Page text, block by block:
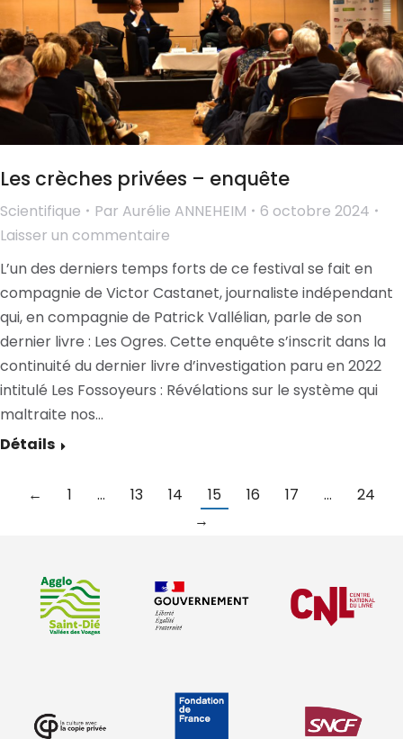
Les crèches privées – enquête
Scientifique Par Aurélie ANNEHEIM
6 octobre 2024
Laisser un commentaire
L’un des derniers temps forts de ce festival se fait en
compagnie de Victor Castanet, journaliste indépendant
qui, en compagnie de Patrick Vallélian, parle de son
dernier livre : Les Ogres. Cette enquête s’inscrit dans la
continuité du dernier livre d’investigation paru en 2022
intitulé Les Fossoyeurs : Révélations sur le système qui
maltraite nos…
Détails
← 1 … 13 14 15 16 17 …
24
→